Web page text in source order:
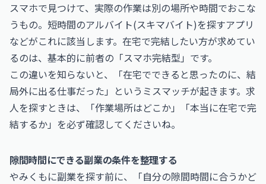
スマホで見つけて、実際の作業は別の場所や時間でおこな
うもの。短時間のアルバイト(スキマバイト)を探すアプリ
などがこれに該当します。在宅で完結したい方が求めてい
るのは、基本的に前者の「スマホ完結型」です。
この違いを知らないと、「在宅でできると思ったのに、結
局外に出る仕事だった」というミスマッチが起きます。求
人を探すときは、「作業場所はどこか」「本当に在宅で完
結するか」を必ず確認してくださいね。
隙間時間にできる副業の条件を整理する
やみくもに副業を探す前に、「自分の隙間時間に合うかど